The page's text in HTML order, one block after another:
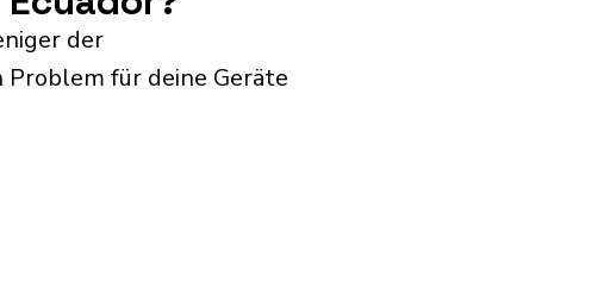
der
für deine Geräte